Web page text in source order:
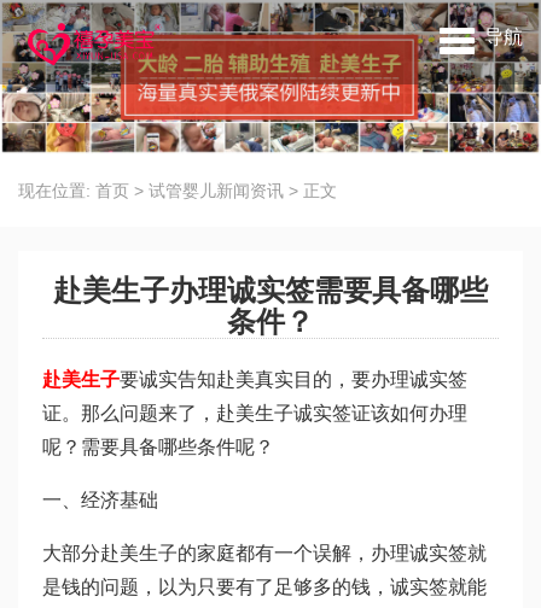
导航
现在位置: 首页 > 试管婴儿新闻资讯 > 正文
赴美生子办理诚实签需要具备哪些
条件？
赴美生子要诚实告知赴美真实目的，要办理诚实签
证。那么问题来了，赴美生子诚实签证该如何办理
呢？需要具备哪些条件呢？
一、经济基础
大部分赴美生子的家庭都有一个误解，办理诚实签就
是钱的问题，以为只要有了足够多的钱，诚实签就能